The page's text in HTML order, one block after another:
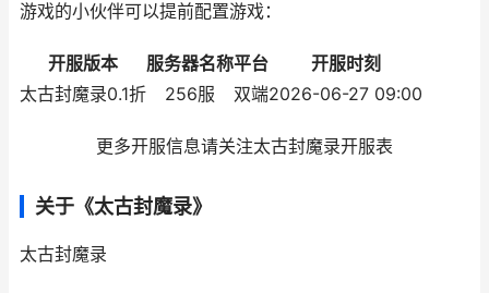
游戏的小伙伴可以提前配置游戏：
开服版本 服务器名称平台
开服时刻
太古封魔录0.1折
256服 双端2026-06-27 09:00
更多开服信息请关注太古封魔录开服表
关于《太古封魔录》
太古封魔录